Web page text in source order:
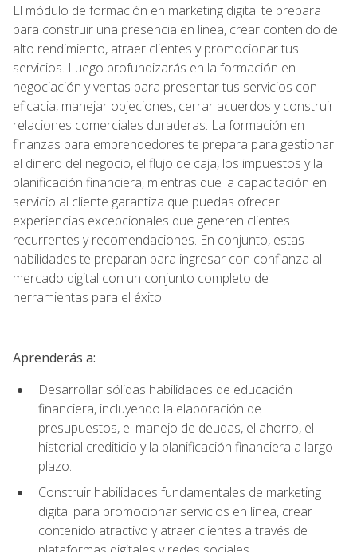
El módulo de formación en marketing digital te prepara
para construir una presencia en línea, crear contenido de
alto rendimiento, atraer clientes y promocionar tus
servicios. Luego profundizarás en la formación en
negociación y ventas para presentar tus servicios con
eficacia, manejar objeciones, cerrar acuerdos y construir
relaciones comerciales duraderas. La formación en
finanzas para emprendedores te prepara para gestionar
el dinero del negocio, el flujo de caja, los impuestos y la
planificación financiera, mientras que la capacitación en
servicio al cliente garantiza que puedas ofrecer
experiencias excepcionales que generen clientes
recurrentes y recomendaciones. En conjunto, estas
habilidades te preparan para ingresar con confianza al
mercado digital con un conjunto completo de
herramientas para el éxito.
Aprenderás a:
Desarrollar sólidas habilidades de educación
financiera, incluyendo la elaboración de
presupuestos, el manejo de deudas, el ahorro, el
historial crediticio y la planificación financiera a largo
plazo.
Construir habilidades fundamentales de marketing
digital para promocionar servicios en línea, crear
contenido atractivo y atraer clientes a través de